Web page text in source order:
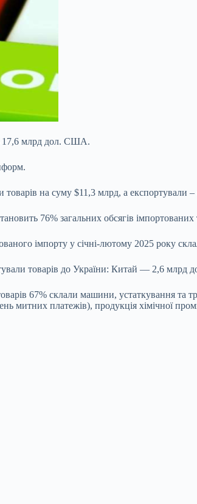
17,6 млрд дол. США.
на суму $11,3 млрд, а експортували –
76% загальних обсягів імпортованих
імпорту у січні-лютому 2025 року
товарів до України: Китай — 2,6
67% склали машини, устаткування
митних платежів), продукція хімічної